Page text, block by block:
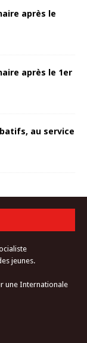
après le
après le 1er
au service
jeunes.
une Internationale